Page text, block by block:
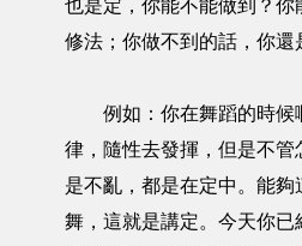
也是定，你能不能做到？你
修法；你做不到的話，你還
例如：你在舞蹈的時候
律，隨性去發揮，但是不管
是不亂，都是在定中。能夠
舞，這就是講定。今天你已